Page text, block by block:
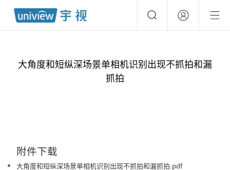
大角度和短纵深场景单相机识别出现不抓拍和漏
抓拍
附件下载
大角度和短纵深场景单相机识别出现不抓拍和漏抓拍.pdf